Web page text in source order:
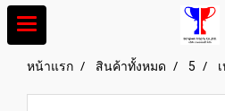
หน้าแรก สินค้าทั้งหมด 5